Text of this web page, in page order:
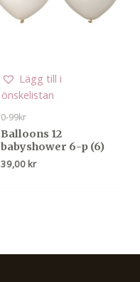
Lägg till i
önskelistan
0-99kr
Balloons 12
babyshower 6-p (6)
39,00 kr